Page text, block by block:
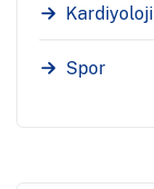
Kardiyoloji
Spor